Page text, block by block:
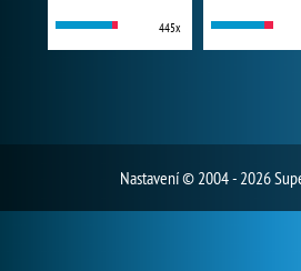
445x
Nastavení© 2004 - 2026